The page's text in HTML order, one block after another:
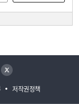
저작권정책
트위터